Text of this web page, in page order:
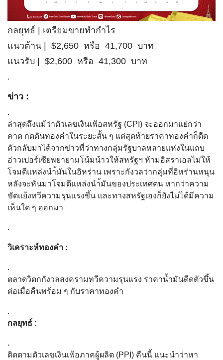
กลยุทธ์ | เตรียมขายทำกำไร
แนวต้าน | $2,650 หรือ 41,700 บาท
แนวรับ | $2,600 หรือ 41,300 บาท
.
ข่าว :
.
ล่าสุดถึงแม้ว่าตัวเลขเงินเฟ้อสหรัฐ (CPI) จะออกมาแย่กว่า
คาด กดดันทองคำในระยะสั้น ๆ แต่สุดท้ายราคาทองคำก็ดีด
ตัวกลับมาได้จากข่าวที่ว่าทางกลุ่มรัฐบาลหลายแห่งในแถบ
อ่าวเปอร์เซียพยายามโน้มน้าวให้สหรัฐฯ ห้ามอิสราเอลไม่ให้
โจมตีแหล่งนำ้มันในอิหร่าน เพราะกังวลว่ากลุ่มที่อิหร่านหนุน
หลังจะหันมาโจมตีแหล่งนำ้มันของประเทศตน หากว่าความ
ขัดเเย้งทวีความรุนเเรงขึ้น และทางสหรัฐเองก็ยังไม่ได้มีความ
เห็นใด ๆ ออกมา
.
วิเคราะห์ทองคำ :
.
ตลาดวิตกกังวลสงครามทวีความรุนแรง ราคาน้ำมันดีดตัวขึ้น
ต่อเมื่อคืนพร้อม ๆ กับราคาทองคำ
.
กลยุทธ์ :
.
ติดตามตัวเลขเงินเฟ้อภาคผู้ผลิต (PPI) คืนนี้ แนะนำว่าหา